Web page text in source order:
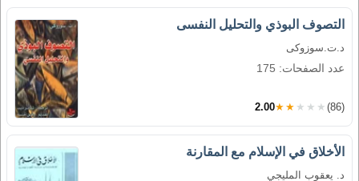
التصوف البوذي والتحليل النفسى
د.ت.سوزوكى
عدد الصفحات: 175
2.00★★★★★ (86)
الأخلاق في الإسلام مع المقارنة
د. يعقوب المليجي